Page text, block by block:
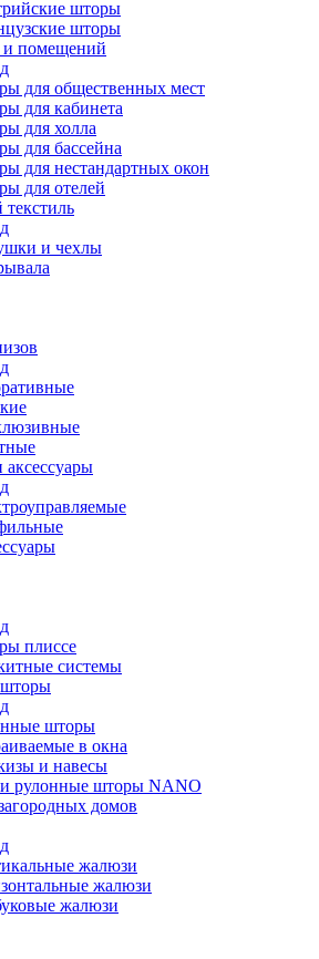
шторы
шторы
и помещений
для общественных мест
для кабинета
для холла
для бассейна
для нестандартных окон
для отелей
и чехлы
плиссе
системы
шторы
в окна
и навесы
рулонные шторы NANO
домов
жалюзи
жалюзи
жалюзи